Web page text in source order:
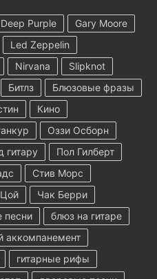
Deep Purple
Gary Moore
Led Zeppelin
Nirvana
Slipknot
Битлз
Блюзовые фразы
Кино
Оззи Осборн
гитару
Пол Гилберт
Стив Морс
Цой
Чак Берри
песни
блюз на гитаре
аккомпанемент
гитарные рифы